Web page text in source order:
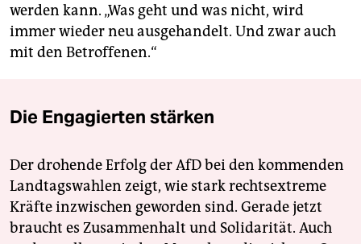
werden kann. „Was geht und was nicht, wird
immer wieder neu ausgehandelt. Und zwar auch
mit den Betroffenen.“
Die Engagierten stärken
Der drohende Erfolg der AfD bei den kommenden
Landtagswahlen zeigt, wie stark rechtsextreme
Kräfte inzwischen geworden sind. Gerade jetzt
braucht es Zusammenhalt und Solidarität. Auch